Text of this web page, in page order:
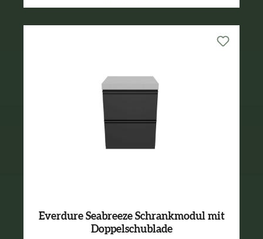
Everdure Seabreeze Schrankmodul mit
Doppelschublade